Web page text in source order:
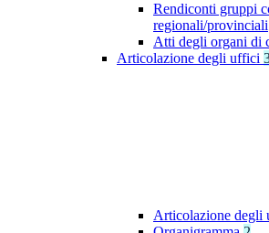
Rendiconti gruppi
regionali/provinciali
Atti degli organi di
Articolazione degli uffici
Articolazione degli